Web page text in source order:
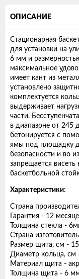
ОПИСАНИЕ
Стационарная
для установки на
6 мм и
максимальное
имеет кант из
установлено
комплектуется
выдерживает
части.
в диапазоне от 245
бетонируется с
ямы под площадку
безопасности и во
запрещается висеть
баскетбольной
Характеристики:
Страна
Гарантия - 12
Толщина стекла -
Страна
Размер щита, см -
Диаметр кольца, см
Материал щита -
Толщина щита - 6